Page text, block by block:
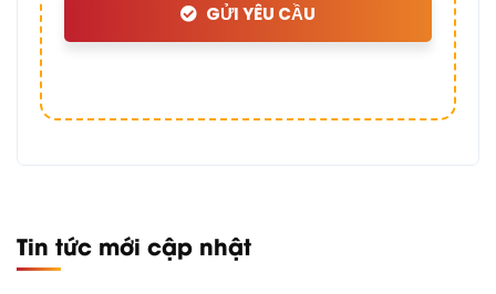
GỬI YÊU CẦU
Tin tức mới cập nhật